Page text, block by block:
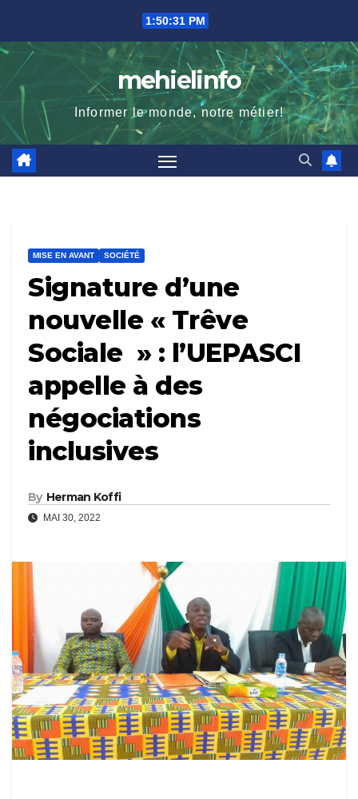
content
1:50:32 PM
mehielinfo
Informer le monde, notre métier!
MISE EN AVANT SOCIÉTÉ
Signature d’une
nouvelle « Trêve
Sociale » : l’UEPASCI
appelle à des
négociations
inclusives
By Herman Koffi
MAI 30, 2022